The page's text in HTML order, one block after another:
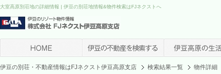
大室高原別荘地の詳細情報 | 伊豆の別荘地情報&物件検索はFJネクストへ
伊豆の別荘・不動産情報はFJネクスト伊豆高原支店 検索結果一覧 物件詳細